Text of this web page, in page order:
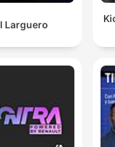
Larguero